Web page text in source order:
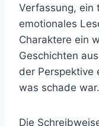
Verfassung, ein
emotionales
Charaktere ein
Geschichten
der Perspektive
was schade war.
Die